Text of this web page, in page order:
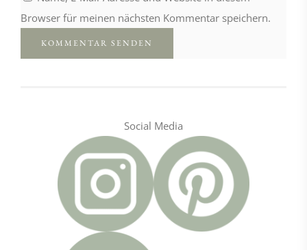
Browser für meinen nächsten Kommentar speichern.
Social Media